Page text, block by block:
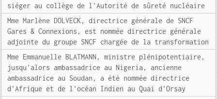
siéger au collège de l'Autorité de sûreté nucléaire
Mme Marlène DOLVECK, directrice générale de SNCF
Gares & Connexions, est nommée directrice générale
adjointe du groupe SNCF chargée de la transformation
Mme Emmanuelle BLATMANN, ministre plénipotentiaire,
jusqu'alors ambassadrice au Nigeria, ancienne
ambassadrice au Soudan, a été nommée directrice
d'Afrique et de l'océan Indien au Quai d'Orsay